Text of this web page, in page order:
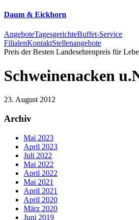
Daum & Eickhorn
AngeboteTagesgerichteBuffet-Service
FilialenKontaktStellenangebote
Preis der Besten Landesehrenpreis für
Schweinenacken
23. August 2012
Archiv
Mai 2023
April 2023
Juli 2022
Mai 2022
April 2022
Mai 2021
April 2021
April 2020
März 2020
Juni 2019